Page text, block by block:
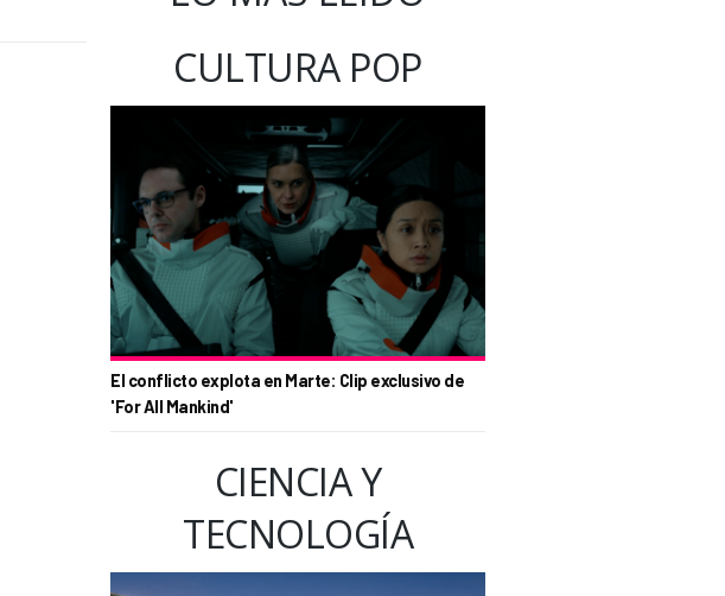
CULTURA POP
El conflicto explota en Marte: Clip exclusivo de
'For All Mankind'
CIENCIA Y
TECNOLOGÍA